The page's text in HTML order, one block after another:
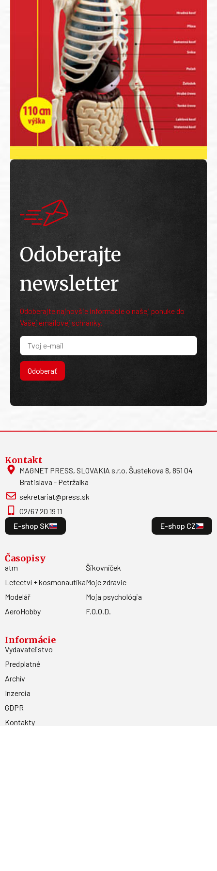
Odoberajte
newsletter
Odoberajte najnovšie informácie o našej ponuke do
Vašej emailovej schránky.
Odoberať
Kontakt
MAGNET PRESS, SLOVAKIA s.r.o. Šustekova 8, 851 04
Bratislava - Petržalka
sekretariat@press.sk
02/67 20 19 11
E-shop SK
E-shop CZ
Časopisy
atm
Letectví + kosmonautika
Modelář
AeroHobby
Šikovníček
Moje zdravie
Moja psychológia
F.O.O.D.
Informácie
Vydavateľstvo
Predplatné
Archív
Inzercia
GDPR
Kontakty